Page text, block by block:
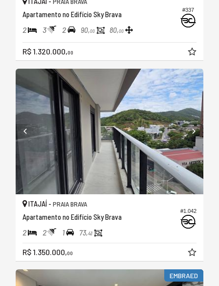
#337
Apartamento no Edifício Sky Brava
2 3 2 90,00 80,00
R$ 1.320.000,00
#1.042
ITAJAÍ - PRAIA BRAVA
Apartamento no Edifício Sky Brava
2 2 1 73,41
R$ 1.350.000,00
EMBRAED